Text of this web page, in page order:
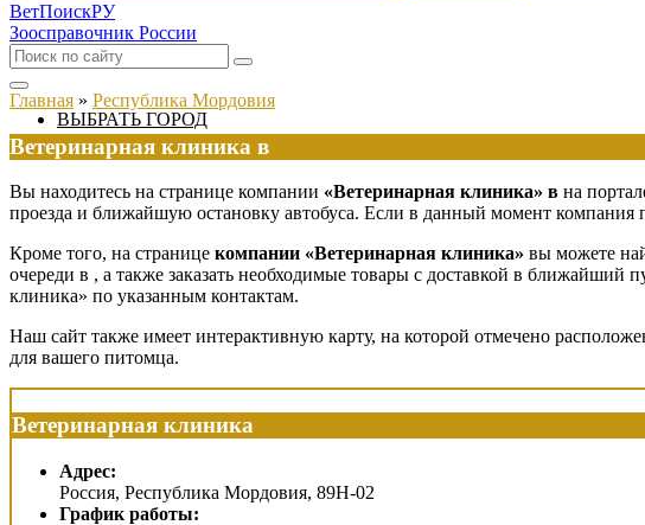
ВетПоискРУ
Зоосправочник России
ВЫБРАТЬ ГОРОД
Главная » Республика Мордовия
Ветеринарная клиника в
Вы находитесь на странице компании «Ветеринарная клиника» в на
проезда и ближайшую остановку автобуса. Если в данный момент компания
Кроме того, на странице компании «Ветеринарная клиника» вы можете
очереди в , а также заказать необходимые товары с доставкой в ближайший
клиника» по указанным контактам.
Наш сайт также имеет интерактивную карту, на которой отмечено
для вашего питомца.
Ветеринарная клиника
Адрес:
Россия, Республика Мордовия, 89Н-02
График работы: